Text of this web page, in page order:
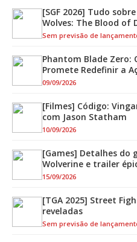
[SGF 2026] Tudo
Wolves: The Blood of
Sem previsão de
Phantom Blade Zero:
Promete Redefinir a
09/09/2026
[Filmes] Código:
com Jason Statham
10/09/2026
[Games] Detalhes do
Wolverine e trailer
15/09/2026
[TGA 2025] Street
reveladas
Sem previsão de